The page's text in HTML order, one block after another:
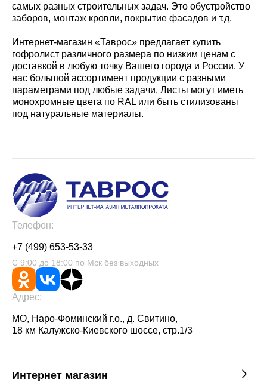
самых разных строительных задач. Это обустройство
заборов, монтаж кровли, покрытие фасадов и т.д.
Интернет-магазин «Таврос» предлагает купить
гофролист различного размера по низким ценам с
доставкой в любую точку Вашего города и России. У
нас большой ассортимент продукции с разными
параметрами под любые задачи. Листы могут иметь
монохромные цвета по RAL или быть стилизованы
под натуральные материалы.
Телефон:
+7 (499) 653-53-33
С 9:00 до 18:00 по Мск без выходных
Адрес:
МО, Наро-Фоминский г.о., д. Свитино,
18 км Калужско-Киевского шоссе, стр.1/3
Интернет магазин